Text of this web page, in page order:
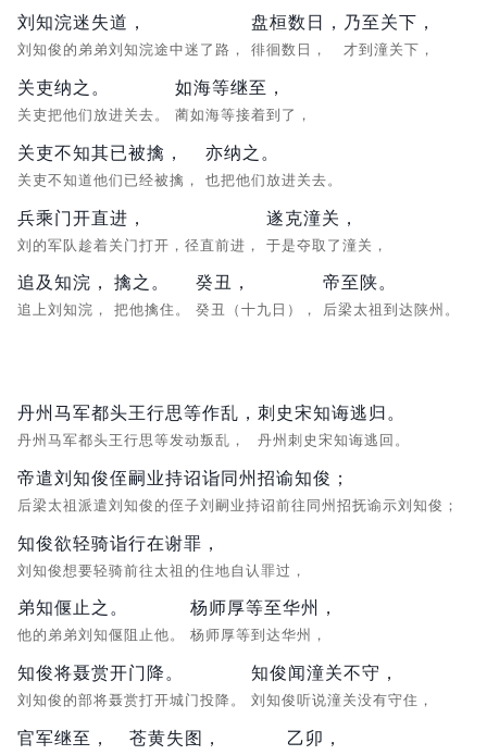
刘知浣迷失道，
刘知俊的弟弟刘知浣途中迷了路，
盘桓数日，
徘徊数日，
乃至关下，
才到潼关下，
关吏纳之。
关吏把他们放进关去。
如海等继至，
蔺如海等接着到了，
关吏不知其已被擒，
关吏不知道他们已经被擒，
亦纳之。
也把他们放进关去。
兵乘门开直进，
刘的军队趁着关门打开，径直前进，
遂克潼关，
于是夺取了潼关，
追及知浣，
追上刘知浣，
擒之。
把他擒住。
癸丑，
癸丑（十九日），
帝至陕。
后梁太祖到达陕州。
丹州马军都头王行思等作乱，
丹州马军都头王行思等发动叛乱，
刺史宋知诲逃归。
丹州刺史宋知诲逃回。
帝遣刘知俊侄嗣业持诏诣同州招谕知俊；
后梁太祖派遣刘知俊的侄子刘嗣业持诏前往同州招抚谕示刘知俊；
知俊欲轻骑诣行在谢罪，
刘知俊想要轻骑前往太祖的住地自认罪过，
弟知偃止之。
他的弟弟刘知偃阻止他。
杨师厚等至华州，
杨师厚等到达华州，
知俊将聂赏开门降。
刘知俊的部将聂赏打开城门投降。
知俊闻潼关不守，
刘知俊听说潼关没有守住，
官军继至， 苍黄失图， 乙卯，